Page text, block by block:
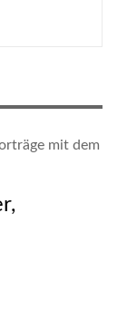
mit dem